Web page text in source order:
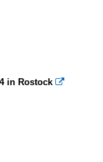
in Rostock 